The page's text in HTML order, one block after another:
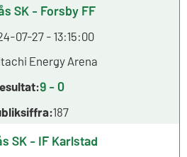
SK - Forsby FF
07-27 - 13:15:00
Energy Arena
9 - 0
187
SK - IF Karlstad